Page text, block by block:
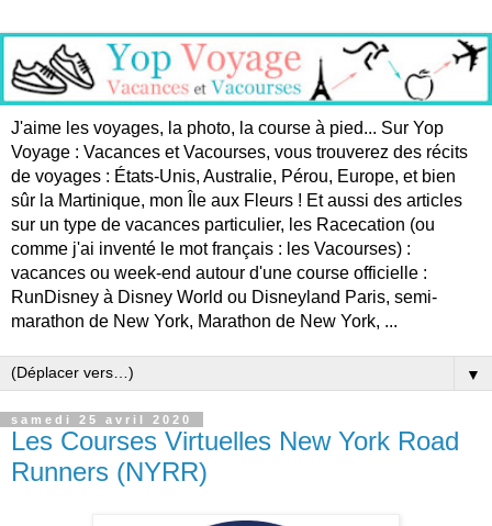
J'aime les voyages, la photo, la course à pied... Sur Yop
Voyage : Vacances et Vacourses, vous trouverez des récits
de voyages : États-Unis, Australie, Pérou, Europe, et bien
sûr la Martinique, mon Île aux Fleurs ! Et aussi des articles
sur un type de vacances particulier, les Racecation (ou
comme j'ai inventé le mot français : les Vacourses) :
vacances ou week-end autour d'une course officielle :
RunDisney à Disney World ou Disneyland Paris, semi-
marathon de New York, Marathon de New York, ...
▼
samedi 25 avril 2020
Les Courses Virtuelles New York Road
Runners (NYRR)